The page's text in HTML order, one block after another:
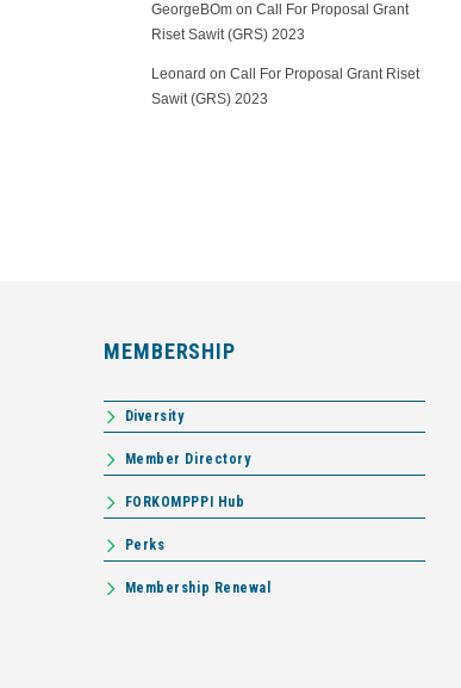
GeorgeBOm on Call For Proposal Grant
Riset Sawit (GRS) 2023
Leonard on Call For Proposal Grant Riset
Sawit (GRS) 2023
MEMBERSHIP
Diversity
Member Directory
FORKOMPPPI Hub
Perks
Membership Renewal